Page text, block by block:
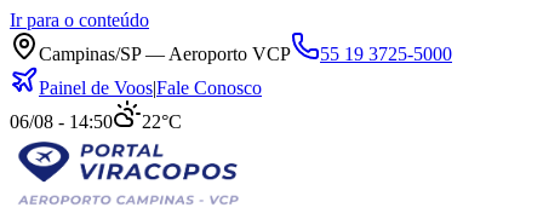
Ir para o conteúdo
Campinas/SP — Aeroporto VCP
55 19 3725-5000
Painel de Voos|Fale Conosco
06/08 - 14:50
22°C